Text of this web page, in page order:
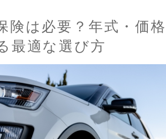
険は必要？年式・価
最適な選び方